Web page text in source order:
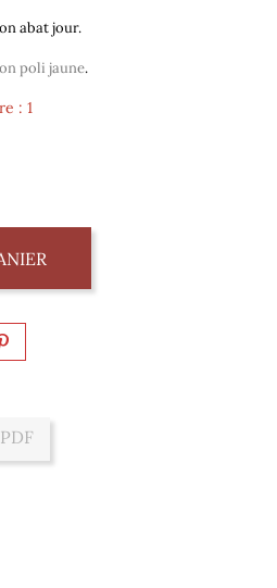
abat jour.
poli jaune.
: 1